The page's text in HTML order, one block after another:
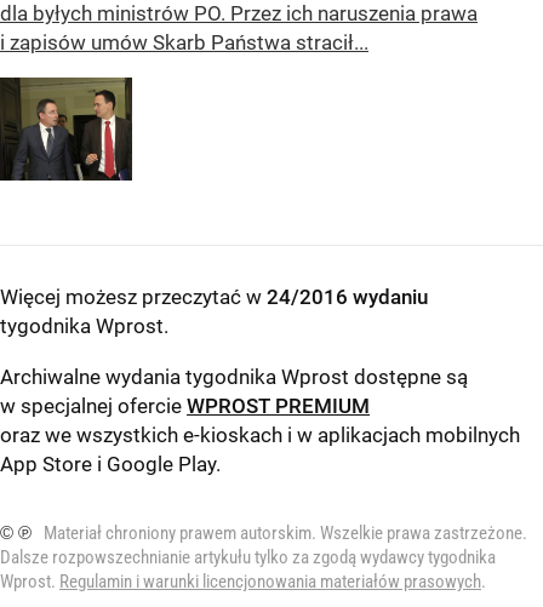
dla byłych ministrów PO. Przez ich naruszenia prawa
i zapisów umów Skarb Państwa stracił...
Więcej możesz przeczytać w 24/2016 wydaniu
tygodnika Wprost.
Archiwalne wydania tygodnika Wprost dostępne są
w specjalnej ofercie WPROST PREMIUM
oraz we wszystkich e-kioskach i w aplikacjach mobilnych
App Store i Google Play.
© ℗
Materiał chroniony prawem autorskim. Wszelkie prawa zastrzeżone.
Dalsze rozpowszechnianie artykułu tylko za zgodą wydawcy tygodnika
Wprost. Regulamin i warunki licencjonowania materiałów prasowych.